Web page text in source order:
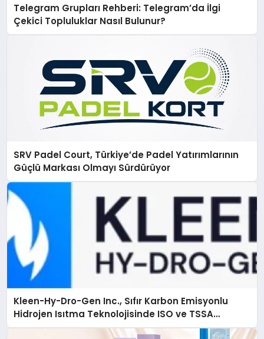
Telegram Grupları Rehberi: Telegram’da İlgi
Çekici Topluluklar Nasıl Bulunur?
SRV Padel Court, Türkiye’de Padel Yatırımlarının
Güçlü Markası Olmayı Sürdürüyor
Kleen-Hy-Dro-Gen Inc., Sıfır Karbon Emisyonlu
Hidrojen Isıtma Teknolojisinde ISO ve TSSA
Düzenleyici Onaylarını Aldı